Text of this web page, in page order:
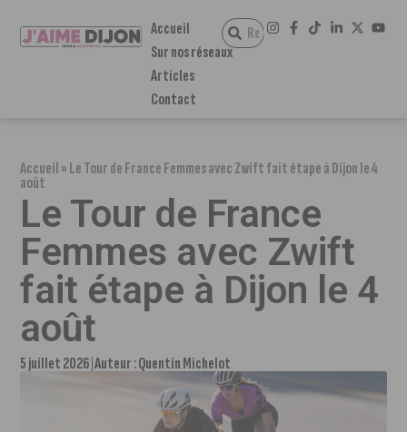
Accueil
Sur nos réseaux
Articles
Contact
Accueil»Le Tour de France Femmes avec Zwift fait étape à Dijon le 4
août
Le Tour de France
Femmes avec Zwift
fait étape à Dijon le 4
août
5 juillet 2026 Auteur :Quentin Michelot